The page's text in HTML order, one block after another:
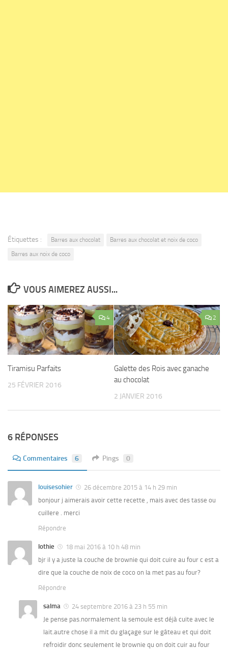
Étiquettes : Barres aux chocolat
Barres aux chocolat et noix de coco
Barres aux noix de coco
VOUS AIMEREZ AUSSI...
4
Tiramisu Parfaits
25 FÉVRIER 2016
2
Galette des Rois avec ganache
au chocolat
2 JANVIER 2016
6 RÉPONSES
Commentaires 6 Pings 0
louisesohier
26 décembre 2015 à 14 h 29 min
bonjour j aimerais avoir cette recette , mais avec des tasse ou
cuillere . merci
Répondre
lothie
18 mai 2016 à 10 h 48 min
bjr il y a juste la couche de brownie qui doit cuire au four c est a
dire que la couche de noix de coco on la met pas au four?
Répondre
salma
24 septembre 2016 à 23 h 55 min
Je pense pas.normalement la semoule est déjà cuite avec le
lait.autre chose il a mit du glaçage sur le gâteau et qui doit
refroidir donc seulement le brownie qu on doit cuir au four